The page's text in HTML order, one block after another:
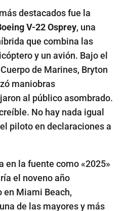
destacados fue la
V-22 Osprey, una
que combina las
y un avión. Bajo el
de Marines, Bryton
maniobras
al público asombrado.
No hay nada igual
piloto en declaraciones a
en la fuente como «2025»
el noveno año
en Miami Beach,
de las mayores y más